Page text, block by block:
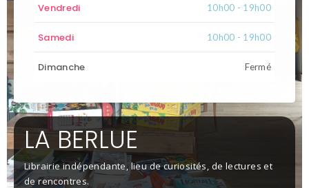
Vendredi 10h00 - 19h00
Samedi 10h00 - 19h00
Dimanche Fermé
LA BERLUE
Librairie indépendante, lieu de curiosités, de lectures et
de rencontres.